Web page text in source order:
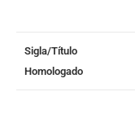
Sigla/Título
Homologado